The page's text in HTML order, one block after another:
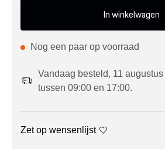
In winkelwagen
Nog een paar op voorraad
Vandaag besteld, 11
tussen 09:00 en 17:00.
Zet op wensenlijst